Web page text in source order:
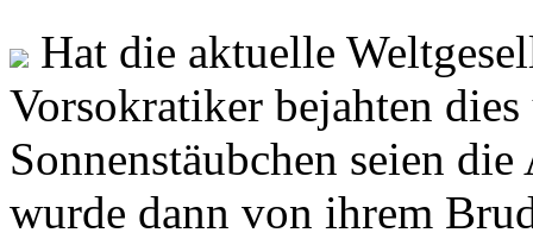
Hat die aktuelle
Vorsokratiker bejahten
Sonnenstäubchen seien
wurde dann von ihrem